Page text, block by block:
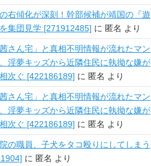
右傾化が深刻！幹部候補が靖国の『遊
集団見学 [271912485] に 匿名 より
茜さん宅」と真相不明情報が流れたマン
淫夢キッズから近隣住民に執拗な嫌が
次ぐ [422186189] に 匿名 より
茜さん宅」と真相不明情報が流れたマン
淫夢キッズから近隣住民に執拗な嫌が
次ぐ [422186189] に 匿名 より
の職員、子犬をタコ殴りにしてしまう
に 匿名 より